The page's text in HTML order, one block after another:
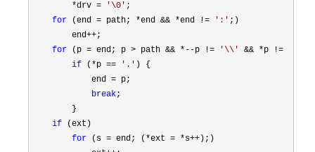
*drv =
'\0 ' ;
for (end = path; *end && *end != ' : ' ;)
        end
++;
for (p = end; p > path && *--p != '\\ ' && *p !=
if (*p == ' . ' ) {
            end
= p;
break;
        }
if (ext)
for (s = end; (*ext = *s++);)